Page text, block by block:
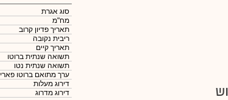
סוג אגרת
מח"מ
תאריך פדיון קרוב
ריבית נקובה
תאריך קיים
תשואה שנתית ברוטו
תשואה שנתית נטו
ערך מתואם ברוטו פארי
דירוג מעלות
דירוג מדרוג